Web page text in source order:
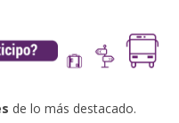
de lo más destacado.